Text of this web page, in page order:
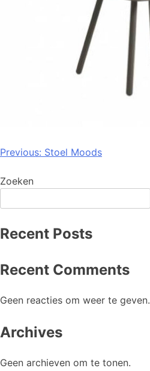
Previous: Stoel Moods
Zoeken
Recent Posts
Recent Comments
Geen reacties om weer te geven.
Archives
Geen archieven om te tonen.